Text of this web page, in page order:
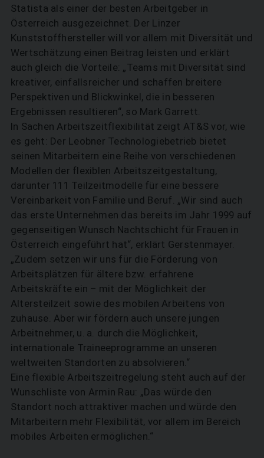
Statista als einer der besten Arbeitgeber in
Österreich ausgezeichnet. Der Linzer
Kunststoffhersteller will vor allem mit Diversität und
Wertschätzung einen Beitrag leisten und erklärt
auch gleich die Vorteile: „Teams mit Diversität sind
kreativer, einfallsreicher und schaffen breitere
Perspektiven und Blickwinkel, die in besseren
Ergebnissen resultieren“, so Mark Garrett.
In Sachen Arbeitszeitflexibilität zeigt AT&S vor, wie
es geht: Der Leobner Technologiebetrieb bietet
seinen Mitarbeitern eine Reihe von verschiedenen
Modellen der flexiblen Arbeitszeitgestaltung,
darunter 111 Teilzeitmodelle für eine bessere
Vereinbarkeit von Familie und Beruf. „Wir sind auch
das erste Unternehmen das bereits im Jahr 1999 auf
gegenseitigen Wunsch Nachtschicht für Frauen in
Österreich eingeführt hat“, erklärt Gerstenmayer.
„Zudem setzen wir uns für die Förderung von
Arbeitsplätzen für ältere bzw. erfahrene
Arbeitskräfte ein – mit der Möglichkeit der
Altersteilzeit sowie des mobilen Arbeitens von
zuhause. Aber wir fördern auch unsere jungen
Arbeitnehmer, u. a. durch die Möglichkeit,
internationale Traineeprogramme an unseren
weltweiten Standorten zu absolvieren.“
Eine flexible Arbeitszeitregelung steht auch auf der
Wunschliste von Armin Rau: „Das würde den
Standort noch attraktiver machen und würde den
Mitarbeitern mehr Flexibilität, vor allem im Bereich
mobiles Arbeiten ermöglichen.“